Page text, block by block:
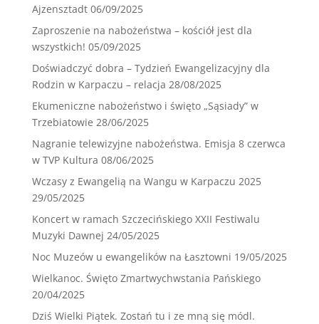
Ajzensztadt 06/09/2025
Zaproszenie na nabożeństwa – kościół jest dla
wszystkich! 05/09/2025
Doświadczyć dobra – Tydzień Ewangelizacyjny dla
Rodzin w Karpaczu – relacja 28/08/2025
Ekumeniczne nabożeństwo i święto „Sąsiady” w
Trzebiatowie 28/06/2025
Nagranie telewizyjne nabożeństwa. Emisja 8 czerwca
w TVP Kultura 08/06/2025
Wczasy z Ewangelią na Wangu w Karpaczu 2025
29/05/2025
Koncert w ramach Szczecińskiego XXII Festiwalu
Muzyki Dawnej 24/05/2025
Noc Muzeów u ewangelików na Łasztowni 19/05/2025
Wielkanoc. Święto Zmartwychwstania Pańskiego
20/04/2025
Dziś Wielki Piątek. Zostań tu i ze mną się módl.